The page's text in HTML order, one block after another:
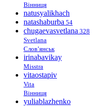
Вінниця
natusyalikhach
natashaburba 54
chugaevasvetlana 328
Svetlana
Слов’янськ
irinabavikay
Misstra
vitaostapiv
Vita
Вінниця
yuliablazhenko